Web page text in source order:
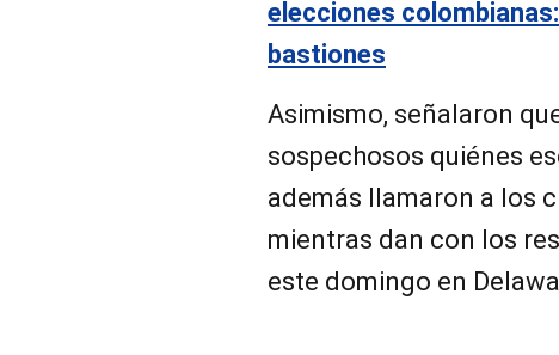
elecciones
bastiones
Asimismo, señalaron
sospechosos quiénes
además llamaron a los
mientras dan con los
este domingo en